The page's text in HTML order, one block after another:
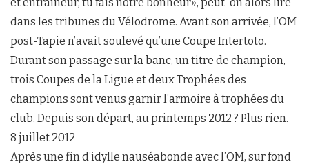
dans les tribunes du Vélodrome. Avant son arrivée, l’OM
post-Tapie n’avait soulevé qu’une Coupe Intertoto.
Durant son passage sur la banc, un titre de champion,
trois Coupes de la Ligue et deux Trophées des
champions sont venus garnir l’armoire à trophées du
club. Depuis son départ, au printemps 2012 ? Plus rien.
8 juillet 2012
Après une fin d’idylle nauséabonde avec l’OM, sur fond